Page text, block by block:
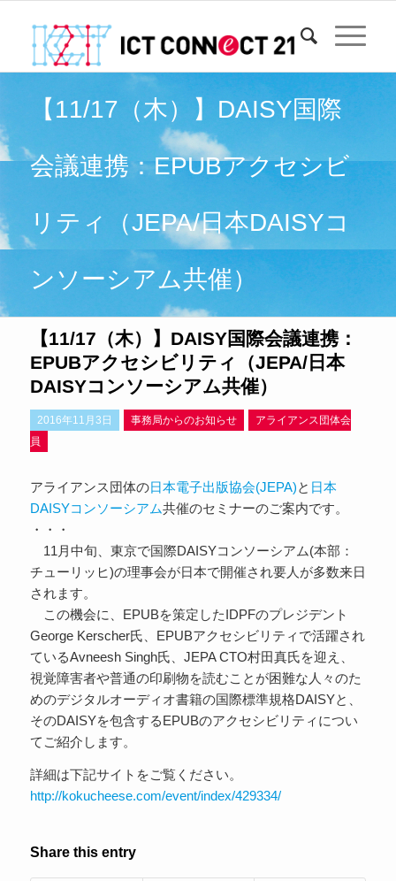
【11/17（木）】DAISY国際
会議連携：EPUBアクセシビ
リティ（JEPA/日本DAISYコ
ンソーシアム共催）
【11/17（木）】DAISY国際会議連携：
EPUBアクセシビリティ（JEPA/日本
DAISYコンソーシアム共催）
2016年11月3日 事務局からのお知らせ
アライアンス団体会
員
アライアンス団体の日本電子出版協会(JEPA)と 日本
DAISYコンソーシアム共催のセミナーのご案内です。
・・・
11月中旬、東京で国際DAISYコンソーシアム(本部：
チューリッヒ)の理事会が日本で開催され要人が多数来日
されます。
この機会に、EPUBを策定したIDPFのプレジデント
George Kerscher氏、EPUBアクセシビリティで活躍され
ているAvneesh Singh氏、JEPA CTO村田真氏を迎え、
視覚障害者や普通の印刷物を読むことが困難な人々のた
めのデジタルオーディオ書籍の国際標準規格DAISYと、
そのDAISYを包含するEPUBのアクセシビリティについ
てご紹介します。
詳細は下記サイトをご覧ください。
http://kokucheese.com/event/index/429334/
Share this entry